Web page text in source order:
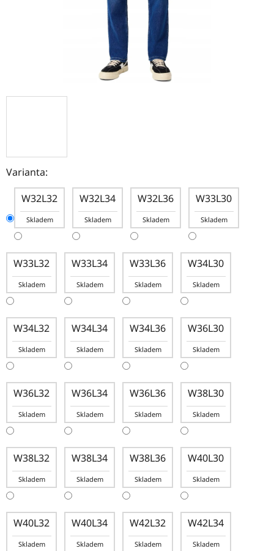
Varianta:
W32L32
Skladem
W32L34
Skladem
W32L36
Skladem
W33L30
Skladem
W33L32
Skladem
W33L34
Skladem
W33L36
Skladem
W34L30
Skladem
W34L32
Skladem
W34L34
Skladem
W34L36
Skladem
W36L30
Skladem
W36L32
Skladem
W36L34
Skladem
W36L36
Skladem
W38L30
Skladem
W38L32
Skladem
W38L34
Skladem
W38L36
Skladem
W40L30
Skladem
W40L32
Skladem
W40L34
Skladem
W42L32
Skladem
W42L34
Skladem